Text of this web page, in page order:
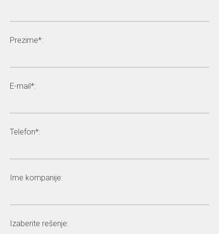
Prezime*:
E-mail*:
Telefon*:
Ime kompanije:
Izaberite rešenje: